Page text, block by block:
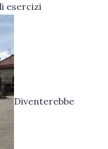
esercizi
Diventerebbe